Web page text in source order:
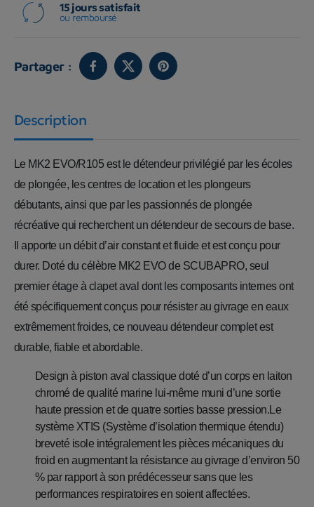
15 jours satisfait
ou remboursé
Partager :
Description
Le MK2 EVO/R105 est le détendeur privilégié par les écoles
de plongée, les centres de location et les plongeurs
débutants, ainsi que par les passionnés de plongée
récréative qui recherchent un détendeur de secours de base.
Il apporte un débit d’air constant et fluide et est conçu pour
durer. Doté du célèbre MK2 EVO de SCUBAPRO, seul
premier étage à clapet aval dont les composants internes ont
été spécifiquement conçus pour résister au givrage en eaux
extrêmement froides, ce nouveau détendeur complet est
durable, fiable et abordable.
Design à piston aval classique doté d’un corps en laiton
chromé de qualité marine lui-même muni d’une sortie
haute pression et de quatre sorties basse pression.Le
système XTIS (Système d’isolation thermique étendu)
breveté isole intégralement les pièces mécaniques du
froid en augmentant la résistance au givrage d’environ 50
% par rapport à son prédécesseur sans que les
performances respiratoires en soient affectées.